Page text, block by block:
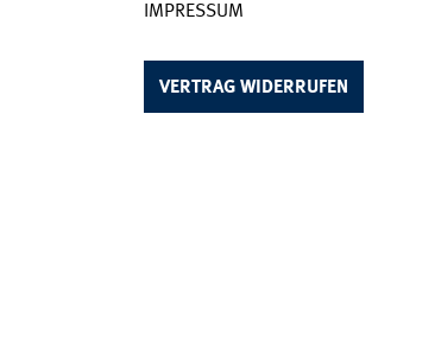
IMPRESSUM
VERTRAG WIDERRUFEN